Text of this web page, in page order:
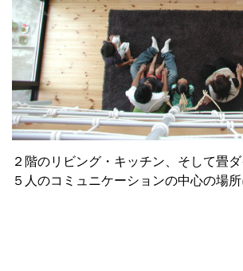
２階のリビング・キッチン、そして畳
５人のコミュニケーションの中心の場所